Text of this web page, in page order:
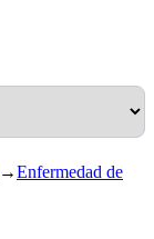
→Enfermedad de